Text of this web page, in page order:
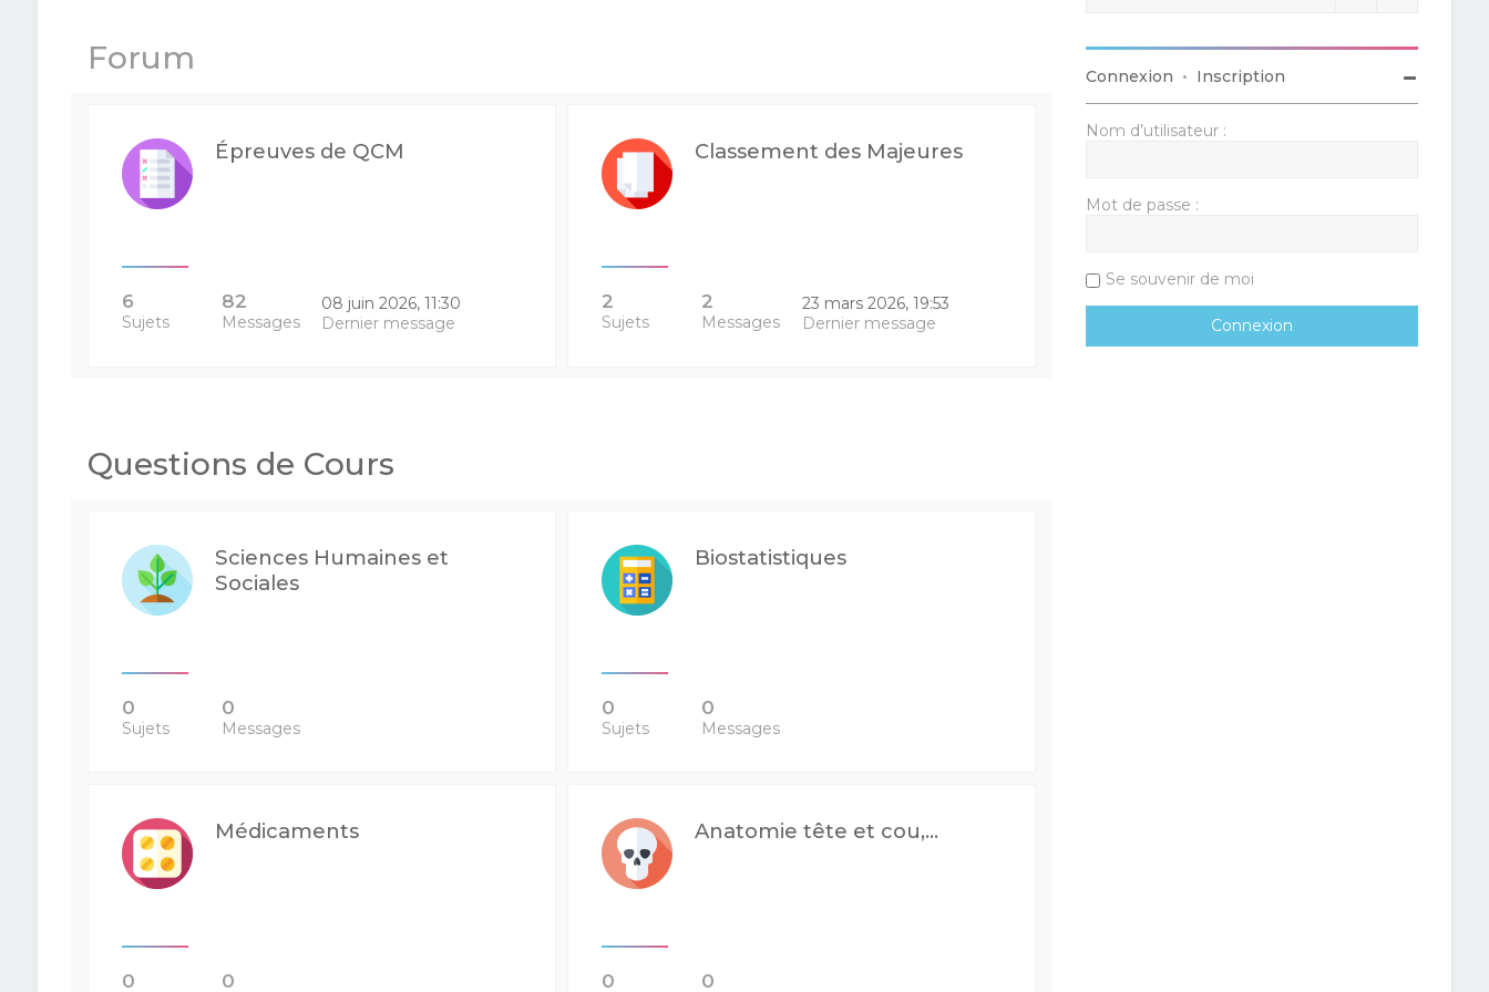
Forum
Épreuves de QCM
6
Sujets
82
Messages
08 juin 2026, 11:30
Dernier message
Classement des Majeures
2
Sujets
2
Messages
23 mars 2026, 19:53
Dernier message
Questions de Cours
Sciences Humaines et
Sociales
0
Sujets
0
Messages
Biostatistiques
0
Sujets
0
Messages
Médicaments
0 0
Anatomie tête et cou,...
0 0
Connexion • Inscription
Nom d’utilisateur :
Mot de passe :
Se souvenir de moi